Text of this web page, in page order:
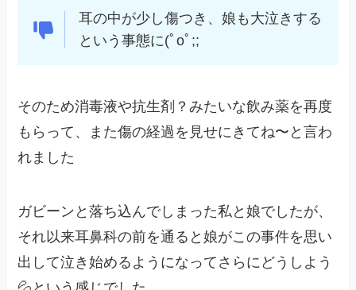
耳の中が少し傷つき、娘も大泣きする
という事態に(ﾟoﾟ;;
そのため消毒液や抗生剤？みたいな飲み薬を再度
もらって、また傷の経過を見せにきてね〜と言わ
れました
ガビーンと落ち込んでしまった私と娘でしたが、
それ以来耳鼻科の前を通ると娘がこの事件を思い
出して泣き始めるようになってさらにどうしよう